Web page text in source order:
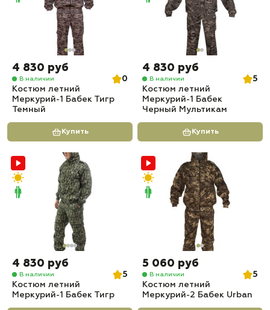
4 830 руб
В наличии
0
Костюм летний
Меркурий-1 Бабек Тигр
Темный
Купить
4 830 руб
В наличии
5
Костюм летний
Меркурий-1 Бабек
Черный Мультикам
Купить
4 830 руб
В наличии
5
Костюм летний
Меркурий-1 Бабек Тигр
5 060 руб
В наличии
5
Костюм летний
Меркурий-2 Бабек Urban